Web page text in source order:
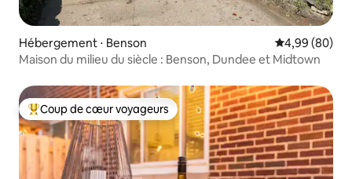
Hébergement ⋅ Benson Évaluation
4,99 (80)
Maison du milieu du siècle : Benson, Dundee et Midtown
Coups de cœur voyageurs les plus appréciés
Coup de cœur voyageurs